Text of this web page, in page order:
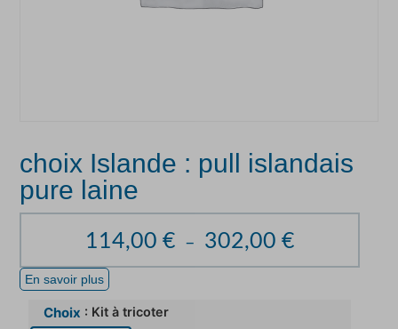
choix Islande : pull islandais
pure laine
114,00 € – 302,00 €
En savoir plus
Choix : Kit à tricoter